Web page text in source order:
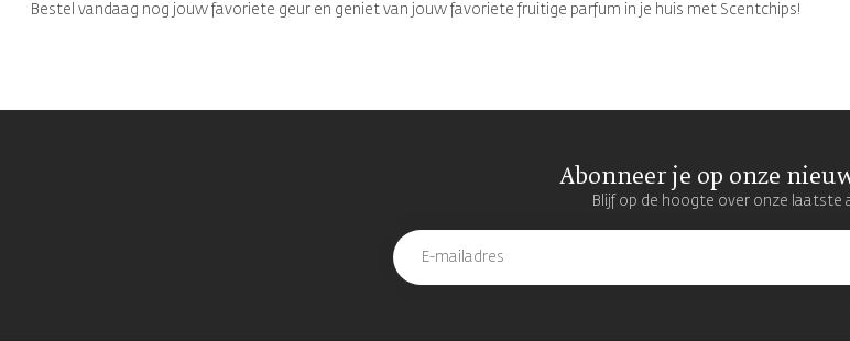
Bestel vandaag nog jouw favoriete geur en geniet van jouw favoriete fruitige parfum in je huis met Scentchips!
Abonneer je op onze
Blijf op de hoogte over onze laatste